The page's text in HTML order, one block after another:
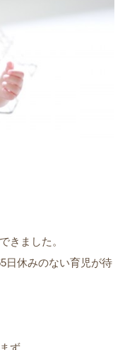
きました。
日休みのない育児が待